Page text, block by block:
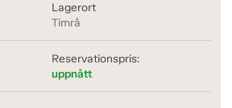
Lagerort
Timrå
Reservationspris:
uppnått